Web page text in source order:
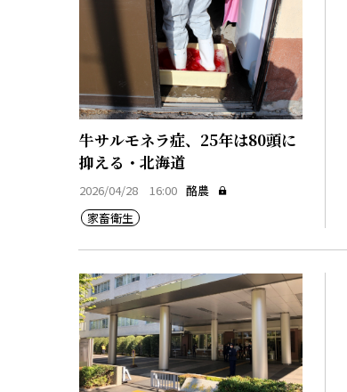
牛サルモネラ症、25年は80頭に
抑える・北海道
2026/04/28 16:00 酪農
家畜衛生